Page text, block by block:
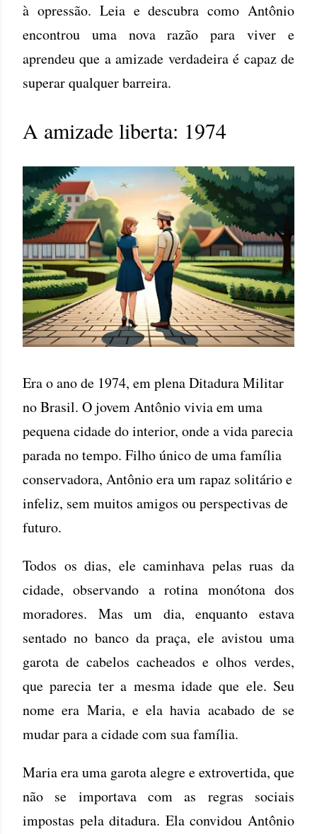
à opressão. Leia e descubra como Antônio
encontrou uma nova razão para viver e
aprendeu que a amizade verdadeira é capaz de
superar qualquer barreira.
A amizade liberta: 1974
Era o ano de 1974, em plena Ditadura Militar
no Brasil. O jovem Antônio vivia em uma
pequena cidade do interior, onde a vida parecia
parada no tempo. Filho único de uma família
conservadora, Antônio era um rapaz solitário e
infeliz, sem muitos amigos ou perspectivas de
futuro.
Todos os dias, ele caminhava pelas ruas da
cidade, observando a rotina monótona dos
moradores. Mas um dia, enquanto estava
sentado no banco da praça, ele avistou uma
garota de cabelos cacheados e olhos verdes,
que parecia ter a mesma idade que ele. Seu
nome era Maria, e ela havia acabado de se
mudar para a cidade com sua família.
Maria era uma garota alegre e extrovertida, que
não se importava com as regras sociais
impostas pela ditadura. Ela convidou Antônio